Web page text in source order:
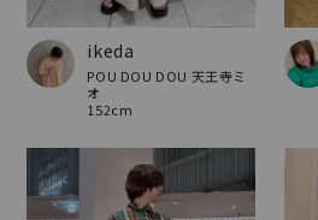
ikeda
POU DOU DOU 天王寺ミ
オ
152cm